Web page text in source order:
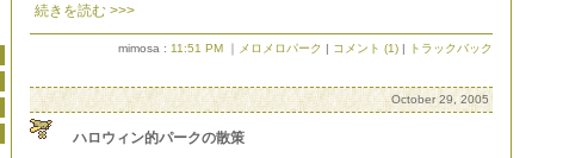
続きを読む >>>
mimosa : 11:51 PM ｜ メロメロパーク | コメント (1) | トラックバック
October 29, 2005
ハロウィン的パークの散策